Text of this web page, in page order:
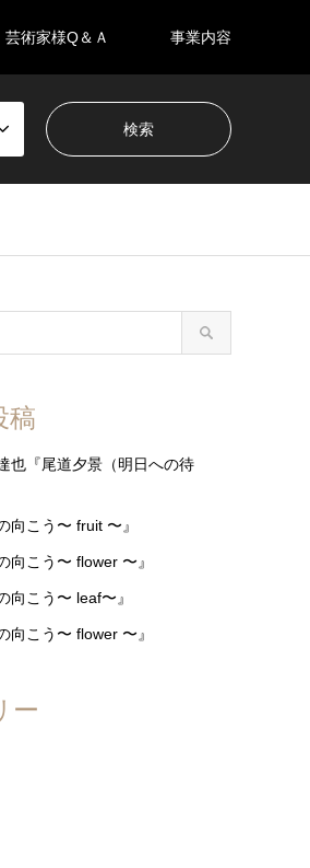
芸術家様Q＆Ａ 事業内容
稿
也『尾道夕景（明日への待
向こう〜 fruit 〜』
向こう〜 flower 〜』
向こう〜 leaf〜』
向こう〜 flower 〜』
ー